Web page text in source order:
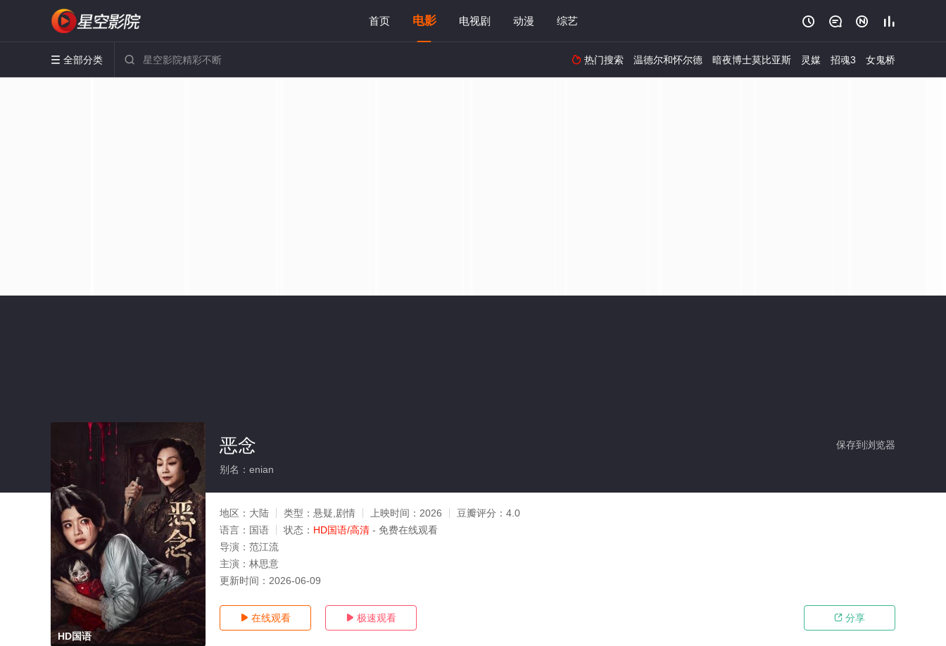
首页 电影 电视剧 动漫 综艺    
 全部分类   热门搜索 温德尔和怀尔德 暗夜博士莫比亚斯 灵媒 招魂3 女鬼桥
HD国语
保存到浏览器
恶念
别名：enian
地区： 大陆 类型： 悬疑,剧情 上映时间： 2026 豆瓣评分： 4.0
语言： 国语 状态： HD国语/高清 - 免费在线观看
导演： 范江流
主演： 林思意
更新时间： 2026-06-09
 在线观看  极速观看  分享